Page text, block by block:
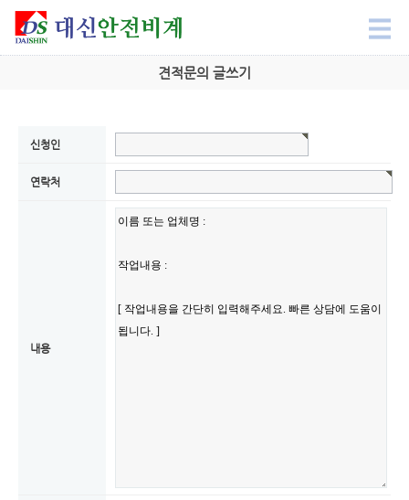
견적문의 글쓰기
신청인
연락처
내용